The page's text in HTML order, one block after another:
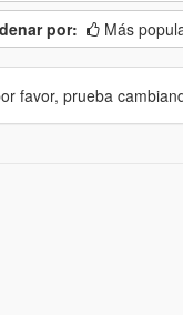
por: Más
favor, prueba